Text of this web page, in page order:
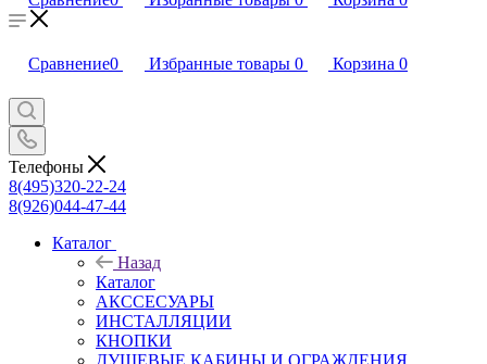
Сравнение0 Избранные товары 0 Корзина 0
Телефоны
8(495)320-22-24
8(926)044-47-44
Каталог
Назад
Каталог
АКССЕСУАРЫ
ИНСТАЛЛЯЦИИ
КНОПКИ
ДУШЕВЫЕ КАБИНЫ И ОГРАЖДЕНИЯ